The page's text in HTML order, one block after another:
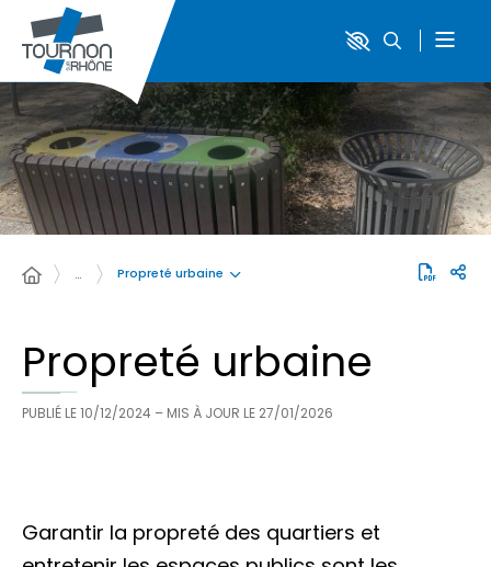
… Propreté urbaine
Propreté urbaine
PUBLIÉ LE10/12/2024 – MIS À JOUR LE 27/01/2026
Garantir la propreté des quartiers et